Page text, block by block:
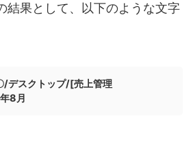
結果として、以下のような文字
デスクトップ/[売上管理
8月